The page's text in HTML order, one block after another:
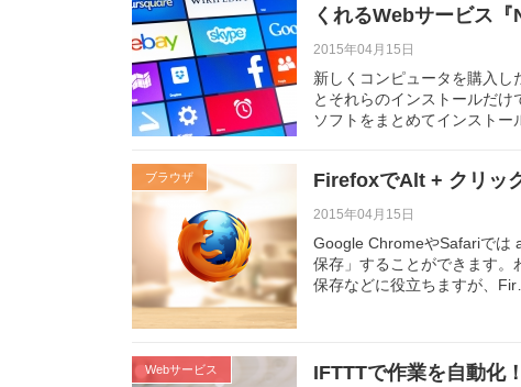
くれるWebサービス『
2015年04月15日
新しくコンピュータを購入
とそれらのインストールだ
ソフトをまとめてインストー
ブラウザ FirefoxでAlt + クリッ
2015年04月15日
Google ChromeやSafariでは
保存」することができます。
保存などに役立ちますが、
Webサービス IFTTTで作業を自動化